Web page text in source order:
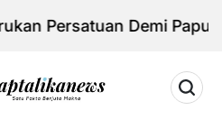
Demi Papua yang